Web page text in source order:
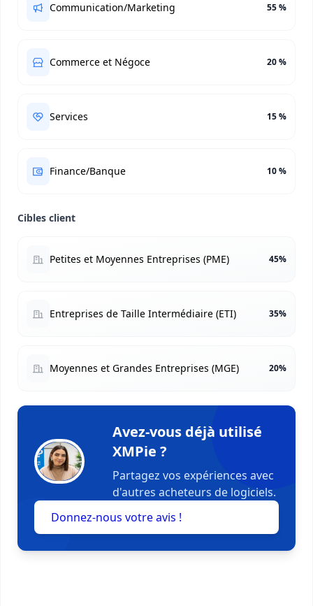
Communication/Marketing 55 %
Commerce et Négoce 20 %
Services 15 %
Finance/Banque 10 %
Cibles client
Petites et Moyennes Entreprises (PME) 45%
Entreprises de Taille Intermédiaire (ETI) 35%
Moyennes et Grandes Entreprises (MGE) 20%
Avez-vous déjà utilisé
XMPie ?
Partagez vos expériences avec
d'autres acheteurs de logiciels.
Donnez-nous votre avis !